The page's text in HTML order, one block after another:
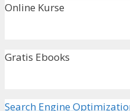
Online Kurse
Gratis Ebooks
Search Engine